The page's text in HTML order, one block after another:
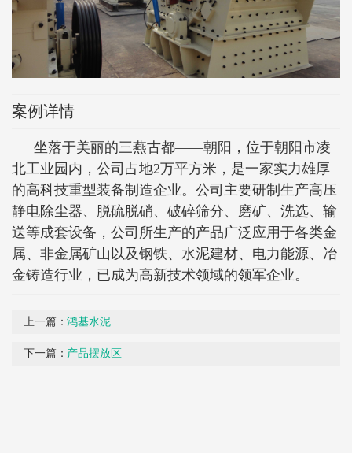
案例详情
坐落于美丽的三燕古都——朝阳，位于朝阳市凌
北工业园内，公司占地2万平方米，是一家实力雄厚
的高科技重型装备制造企业。公司主要研制生产高压
静电除尘器、脱硫脱硝、破碎筛分、磨矿、洗选、输
送等成套设备，公司所生产的产品广泛应用于各类金
属、非金属矿山以及钢铁、水泥建材、电力能源、冶
金铸造行业，已成为高新技术领域的领军企业。
上一篇：鸿基水泥
下一篇： 产品摆放区